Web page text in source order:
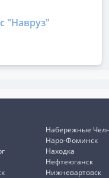
"Навруз"
Набережные
Наро-Фоминск
Находка
Нефтеюганск
Нижневартовск